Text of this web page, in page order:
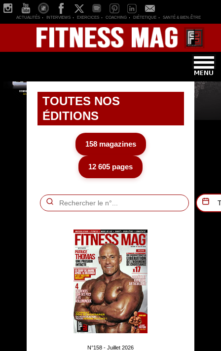
ACTUALITÉS INTERVIEWS EXERCICES COACHING DIÉTETIQUE SANTÉ & BIEN-ÊTRE
TOUTES NOS
ÉDITIONS
158 magazines
12 605 pages
N°158 - Juillet 2026